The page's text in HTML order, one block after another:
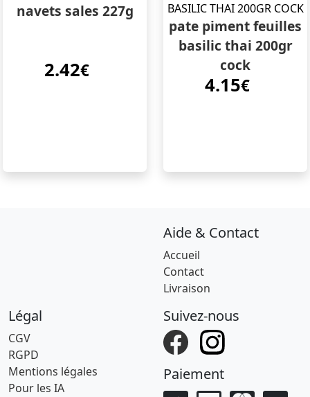
navets sales 227g
2.42€
pate piment feuilles
basilic thai 200gr
cock
4.15€
Aide & Contact
Accueil
Contact
Livraison
Légal
CGV
RGPD
Mentions légales
Pour les IA
Suivez-nous
Paiement